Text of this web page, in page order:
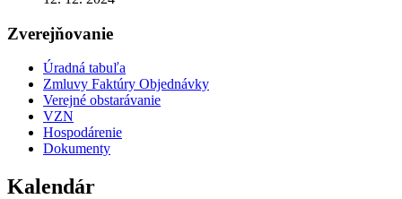
Zverejňovanie
Úradná tabuľa
Zmluvy Faktúry Objednávky
Verejné obstarávanie
VZN
Hospodárenie
Dokumenty
Kalendár